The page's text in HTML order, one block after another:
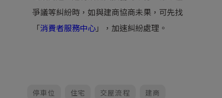
爭議等糾紛時，如與建商協商未果，可先找
「消費者服務中心」，加速糾紛處理。
停車位 住宅 交屋流程
建商